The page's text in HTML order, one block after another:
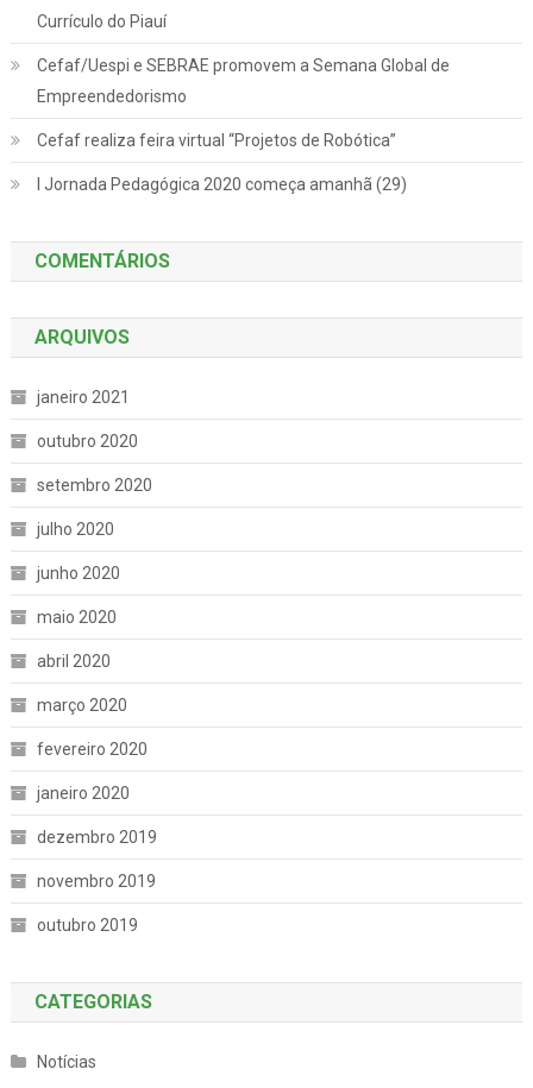
Currículo do Piauí
Cefaf/Uespi e SEBRAE promovem a Semana Global de
Empreendedorismo
Cefaf realiza feira virtual “Projetos de Robótica”
I Jornada Pedagógica 2020 começa amanhã (29)
COMENTÁRIOS
ARQUIVOS
janeiro 2021
outubro 2020
setembro 2020
julho 2020
junho 2020
maio 2020
abril 2020
março 2020
fevereiro 2020
janeiro 2020
dezembro 2019
novembro 2019
outubro 2019
CATEGORIAS
Notícias